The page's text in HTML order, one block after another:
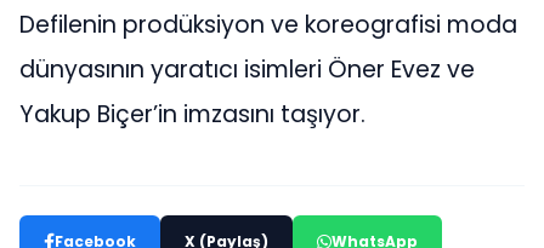
Defilenin prodüksiyon ve koreografisi moda
dünyasının yaratıcı isimleri Öner Evez ve
Yakup Biçer’in imzasını taşıyor.
Facebook X (Paylaş) WhatsApp